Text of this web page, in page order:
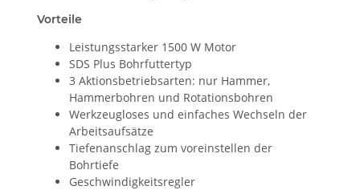
Vorteile
Leistungsstarker 1500 W Motor
SDS Plus Bohrfuttertyp
3 Aktionsbetriebsarten: nur Hammer,
Hammerbohren und Rotationsbohren
Werkzeugloses und einfaches Wechseln der
Arbeitsaufsätze
Tiefenanschlag zum voreinstellen der
Bohrtiefe
Geschwindigkeitsregler